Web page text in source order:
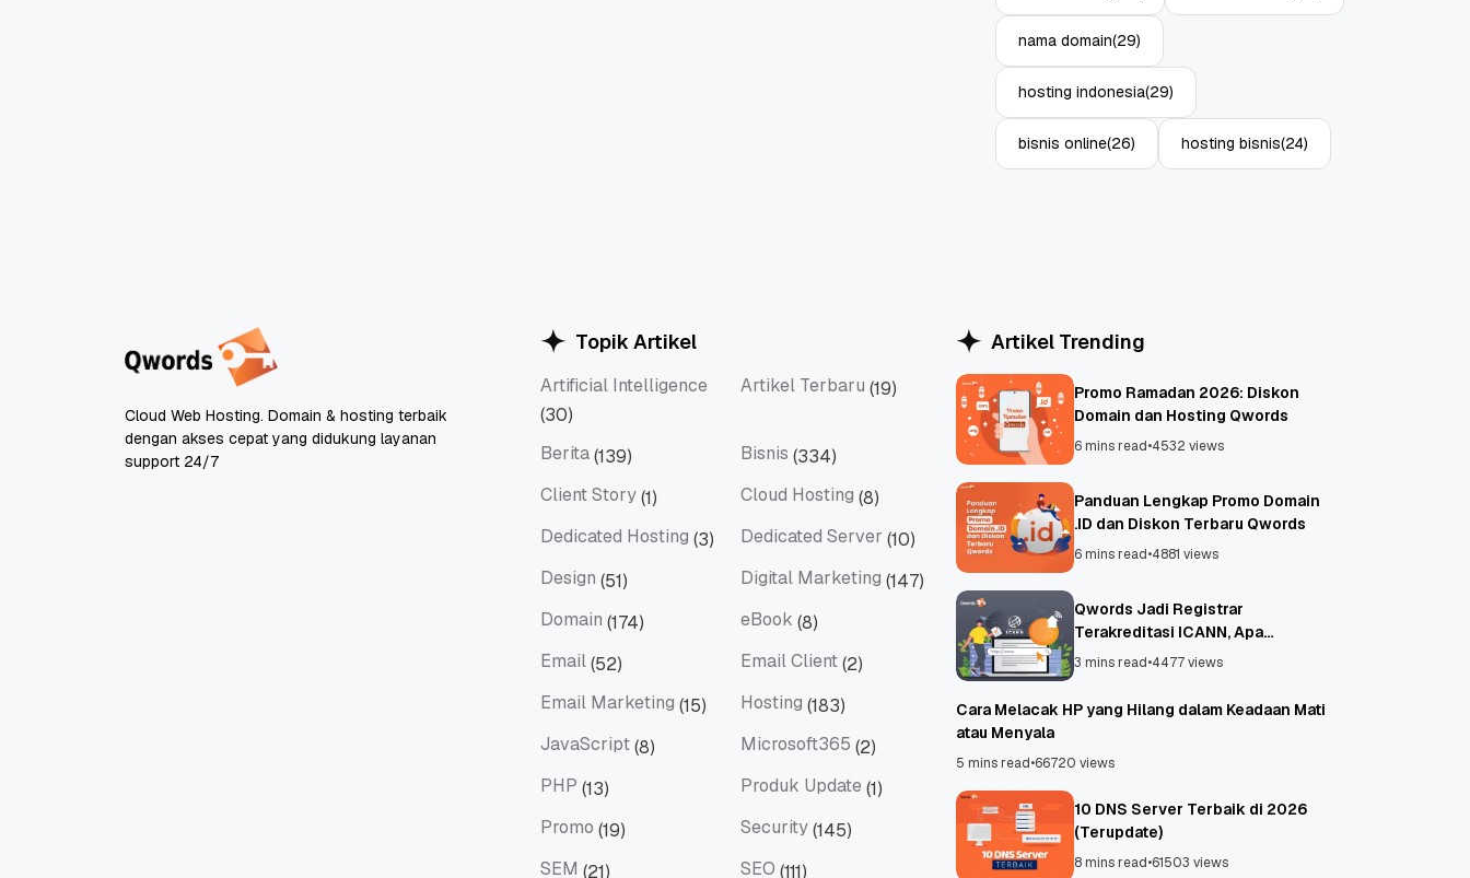
nama domain(29)
hosting indonesia(29)
bisnis online(26) hosting bisnis(24)
Cloud Web Hosting. Domain & hosting terbaik
dengan akses cepat yang didukung layanan
support 24/7
Topik Artikel
Artificial Intelligence
Artificial Intelligence
(30)
Artikel Terbaru (19)
Berita(139) Bisnis (334)
Client Story(1) Cloud Hosting (8)
Dedicated Hosting (3) Dedicated Server (10)
Design (51) Digital Marketing (147)
Domain (174) eBook (8)
Email(52) Email Client(2)
Email Marketing (15) Hosting (183)
JavaScript(8) Microsoft365 (2)
PHP (13) Produk Update (1)
Promo (19) Security(145)
SEM (21) SEO (111)
Artikel Trending
Promo Ramadan 2026: Diskon
Domain dan Hosting Qwords
6 mins read•4532 views
Panduan Lengkap Promo Domain
.ID dan Diskon Terbaru Qwords
6 mins read•4881 views
Qwords Jadi Registrar
Terakreditasi ICANN, Apa
Untungnya?
3 mins read•4477 views
Cara Melacak HP yang Hilang dalam Keadaan Mati
atau Menyala
5 mins read•66720 views
10 DNS Server Terbaik di 2026
(Terupdate)
8 mins read•61503 views